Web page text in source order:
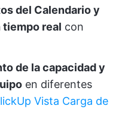
del Calendario y
tiempo real con
de la capacidad y
en diferentes
Vista Carga de